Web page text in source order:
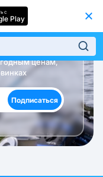
с
Play
ценам,
Подписаться